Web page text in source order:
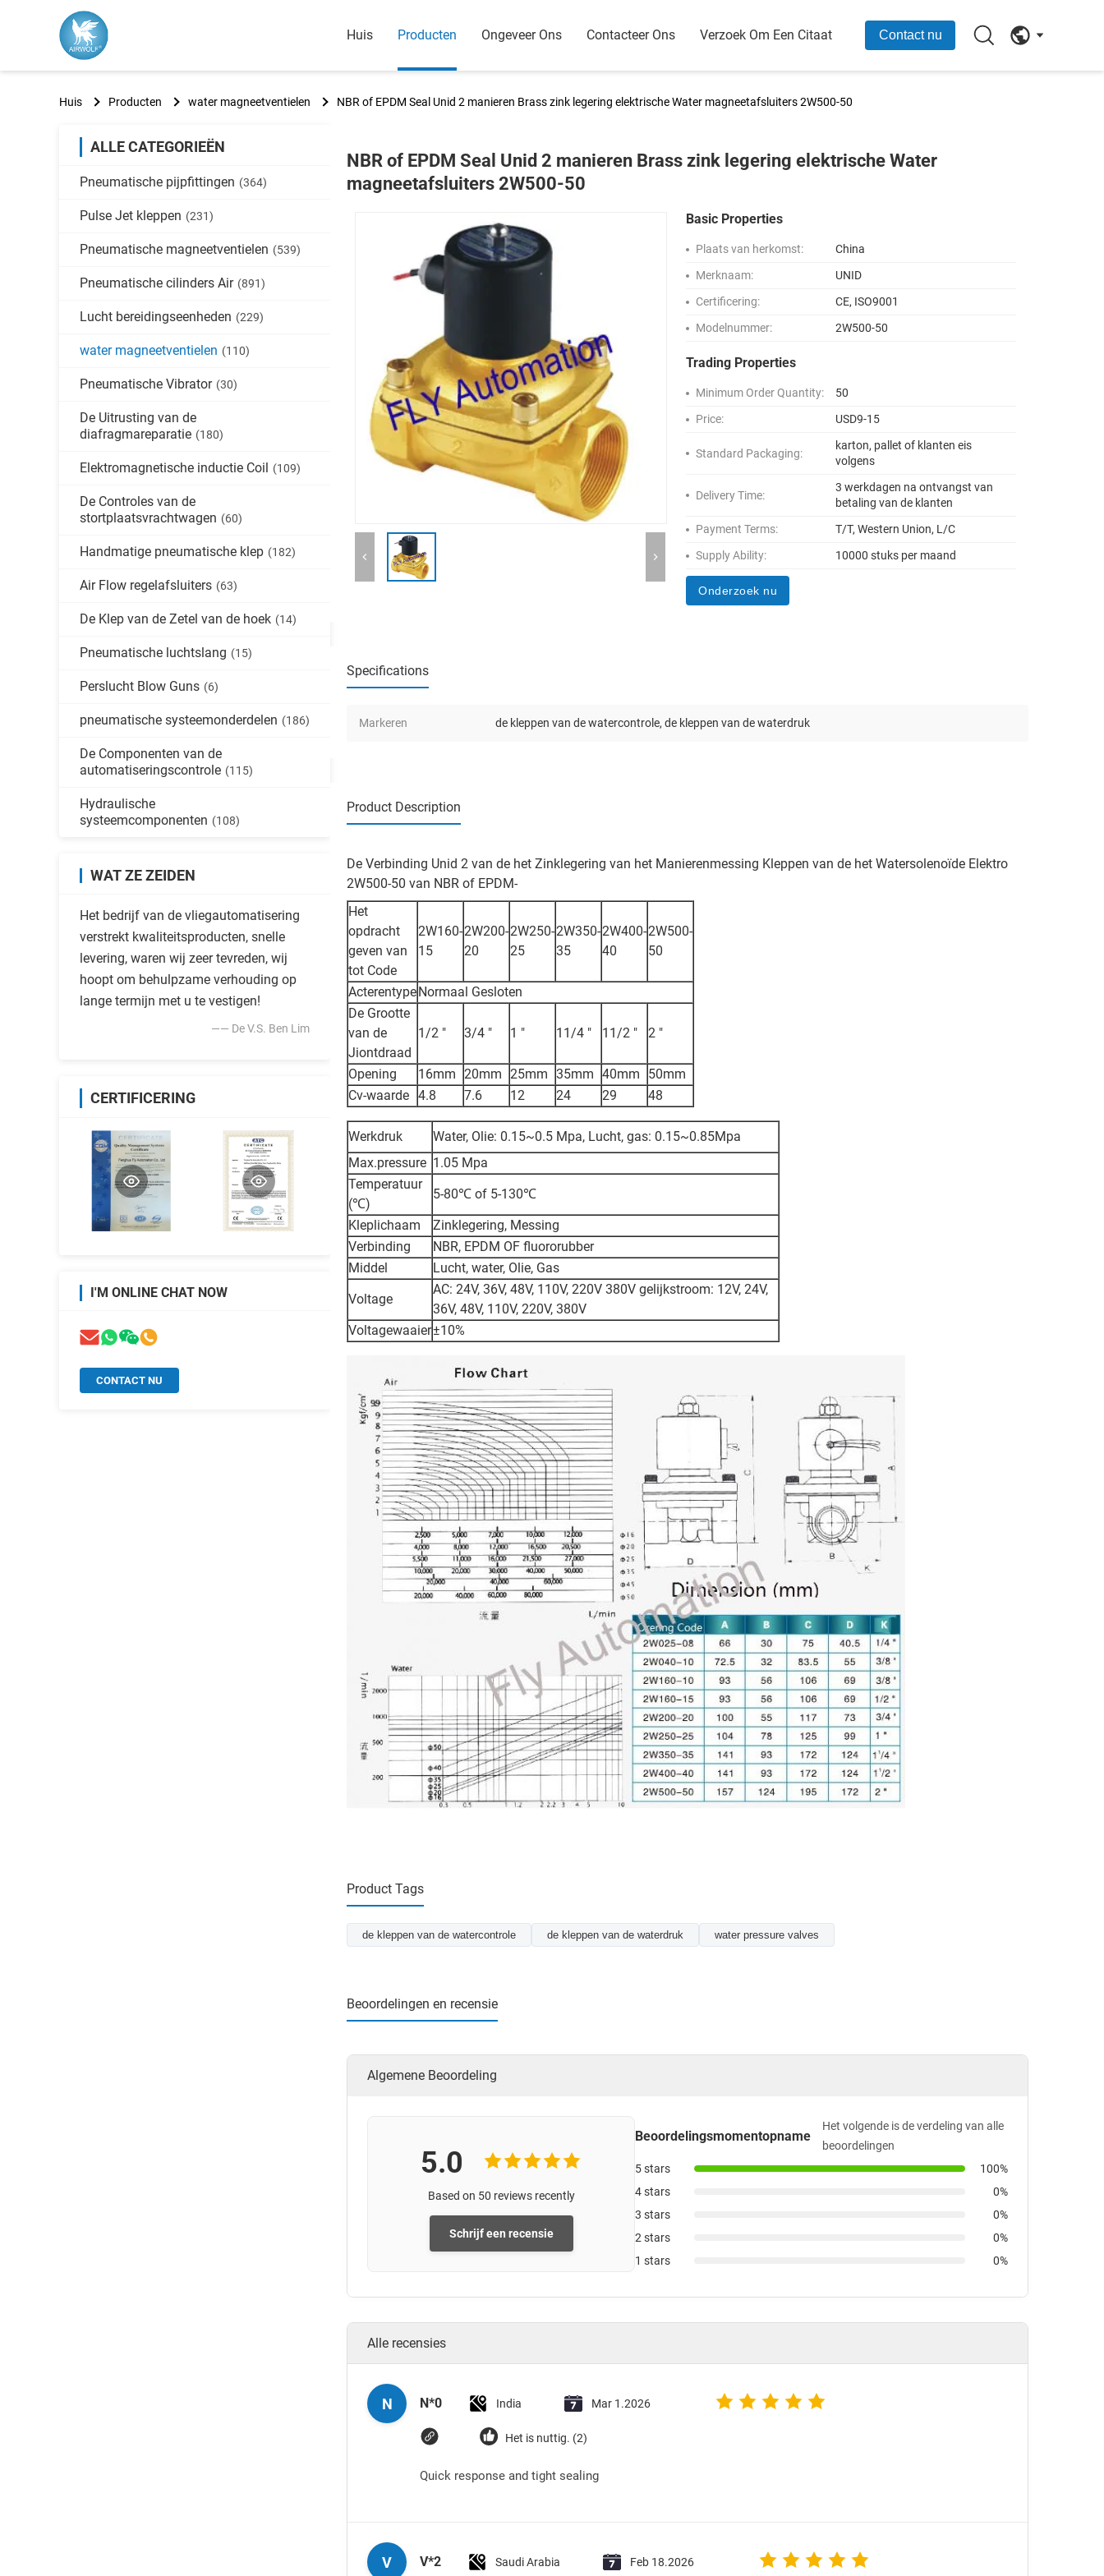
Huis Producten Ongeveer Ons Contacteer Ons Verzoek Om Een Citaat Contact nu
Huis Producten water magneetventielen NBR of EPDM Seal Unid 2 manieren Brass zink legering elektrische Water magneetafsluiters 2W500-50
ALLE CATEGORIEËN
Pneumatische pijpfittingen (364)
Pulse Jet kleppen (231)
Pneumatische magneetventielen (539)
Pneumatische cilinders Air (891)
Lucht bereidingseenheden (229)
water magneetventielen (110)
Pneumatische Vibrator (30)
De Uitrusting van de
diafragmareparatie (180)
Elektromagnetische inductie Coil (109)
De Controles van de
stortplaatsvrachtwagen (60)
Handmatige pneumatische klep (182)
Air Flow regelafsluiters (63)
De Klep van de Zetel van de hoek (14)
Pneumatische luchtslang (15)
Perslucht Blow Guns (6)
pneumatische systeemonderdelen (186)
De Componenten van de
automatiseringscontrole (115)
Hydraulische
systeemcomponenten (108)
WAT ZE ZEIDEN
Het bedrijf van de vliegautomatisering
verstrekt kwaliteitsproducten, snelle
levering, waren wij zeer tevreden, wij
hoopt om behulpzame verhouding op
lange termijn met u te vestigen!
—— De V.S. Ben Lim
CERTIFICERING
I'M ONLINE CHAT NOW
CONTACT NU
NBR of EPDM Seal Unid 2 manieren Brass zink legering elektrische Water
magneetafsluiters 2W500-50
Basic Properties
Plaats van herkomst:
China
Merknaam:
UNID
Certificering:
CE, ISO9001
Modelnummer:
2W500-50
Trading Properties
Minimum Order Quantity:
50
Price:
USD9-15
Standard Packaging:
karton, pallet of klanten eis
volgens
Delivery Time:
3 werkdagen na ontvangst van
betaling van de klanten
Payment Terms:
T/T, Western Union, L/C
Supply Ability:
10000 stuks per maand
Onderzoek nu
Specifications
Markeren de kleppen van de watercontrole, de kleppen van de waterdruk
Product Description
De Verbinding Unid 2 van de het Zinklegering van het Manierenmessing Kleppen van de het Watersolenoïde Elektro
2W500-50 van NBR of EPDM-
Het
opdracht
geven van
tot Code
2W160-
15
2W200-
20
2W250-
25
2W350-
35
2W400-
40
2W500-
50
ActerentypeNormaal Gesloten
De Grootte
van de
Jiontdraad
1/2 ″ 3/4 ″ 1 ″ 11/4 ″ 11/2 ″ 2 ″
Opening 16mm 20mm 25mm 35mm 40mm
50mm
Cv-waarde 4.8 7.6 12 24 29 48
Werkdruk
Water, Olie: 0.15~0.5 Mpa, Lucht, gas: 0.15~0.85Mpa
Max.pressure 1.05 Mpa
Temperatuur
(℃)
5-80℃ of 5-130℃
Kleplichaam
Zinklegering, Messing
Verbinding
NBR, EPDM OF fluororubber
Middel
Lucht, water, Olie, Gas
Voltage
AC: 24V, 36V, 48V, 110V, 220V 380V gelijkstroom: 12V, 24V,
36V, 48V, 110V, 220V, 380V
Voltagewaaier±10%
Product Tags
de kleppen van de watercontrole de kleppen van de waterdruk water pressure valves
Beoordelingen en recensie
Algemene Beoordeling
5.0
Based on 50 reviews recently
Schrijf een recensie
Beoordelingsmomentopname
Het volgende is de verdeling van alle
beoordelingen
5 stars
100%
4 stars
0%
3 stars
0%
2 stars
0%
1 stars
0%
Alle recensies
N N*0 India Mar 1.2026
Het is nuttig. (2)
Quick response and tight sealing
V V*2 Saudi Arabia Feb 18.2026